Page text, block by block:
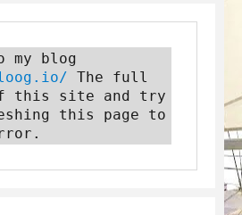
The full
this site and try
this page to